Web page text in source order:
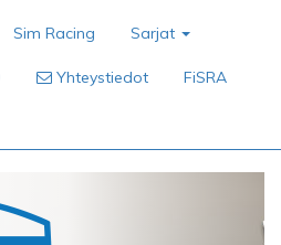
Sim Racing Sarjat
Yhteystiedot FiSRA